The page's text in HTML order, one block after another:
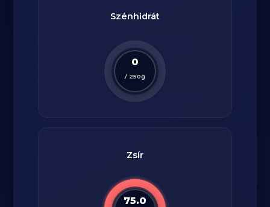
Szénhidrát
0
/ 250g
Zsír
75.0